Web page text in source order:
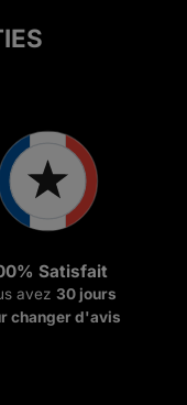
Satisfait
avez 30 jours
changer d'avis